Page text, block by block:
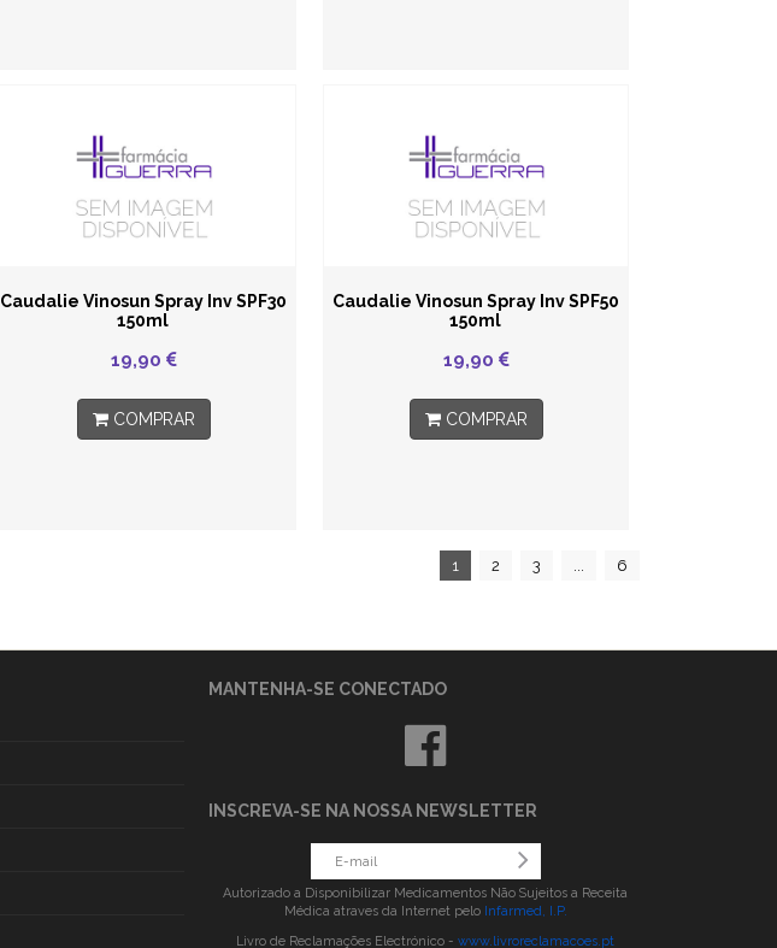
Caudalie Vinosun Spray Inv SPF30
150ml
19,90
COMPRAR
Caudalie Vinosun Spray Inv SPF50
150ml
19,90
COMPRAR
1 2 3 ... 6
MANTENHA-SE CONECTADO
INSCREVA-SE NA NOSSA NEWSLETTER
Autorizado a Disponibilizar Medicamentos Não Sujeitos a Receita
Médica atraves da Internet pelo Infarmed, I.P.
Livro de Reclamações Electrónico - www.livroreclamacoes.pt